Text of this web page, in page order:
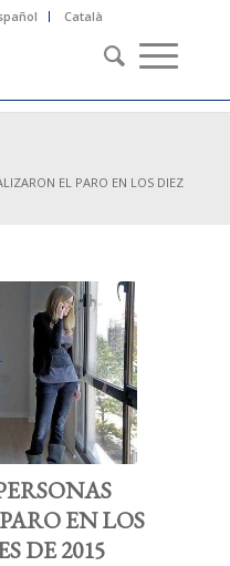
Català
EL PARO EN LOS DIEZ
EN LOS
DE 2015